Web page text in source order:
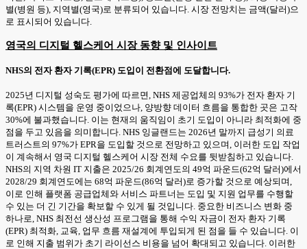
별(병원 등), 지역별(영국)로 분류되어 있습니다. 시장 전망치는 금액(달러)으
로 표시되어 있습니다.
영국의 디지털 헬스케어 시장 동향 및 인사이트
NHS의 전자 환자 기록(EPR) 도입이 전환점에 도달합니다.
2025년 디지털 성숙도 평가에 따르면, NHS 제공업체의 93%가 전자 환자 기
록(EPR) 시스템을 운영 중이었으나, 양방향 데이터 흐름을 통합한 곳은 고작
30%에 불과했습니다. 이는 현재의 움직임이 초기 도입이 아니라 최적화에 중
점을 두고 있음을 의미합니다. NHS 잉글랜드는 2026년 말까지 급성기 의료
트러스트의 97%가 EPR을 도입할 것으로 전망하고 있으며, 이러한 도입 작업
이 계속해서 영국 디지털 헬스케어 시장 전체 수요를 뒷받침하고 있습니다.
NHS의 지역 차원 IT 지출은 2025/26 회계연도의 49억 파운드(62억 달러)에서
2028/29 회계연도에는 68억 파운드(86억 달러)로 증가할 것으로 예상되며,
이로 인해 플랫폼 공급업체와 서비스 파트너는 도입 및 지원 업무를 수행할
수 있는 더 긴 기간을 확보할 수 있게 될 것입니다. 중요한 비즈니스 변화 중
하나로, NHS 최전선 생산성 프로그램을 통해 수익 자금이 전자 환자 기록
(EPR) 최적화, 교육, 업무 흐름 재설계에 투입되게 된 점을 들 수 있습니다. 이
로 인해 지출 범위가 초기 라이선스 비용을 넘어 확대되고 있습니다. 이러한